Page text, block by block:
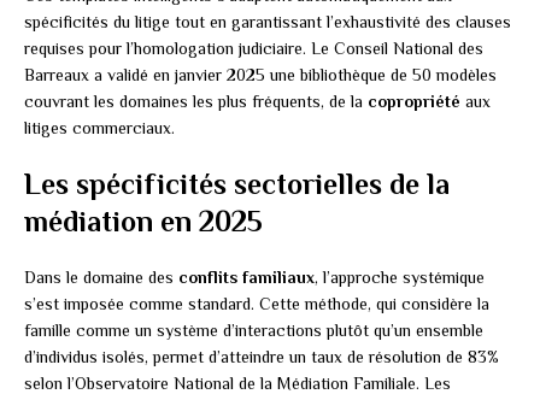
spécificités du litige tout en garantissant l’exhaustivité des clauses
requises pour l’homologation judiciaire. Le Conseil National des
Barreaux a validé en janvier 2025 une bibliothèque de 50 modèles
couvrant les domaines les plus fréquents, de la copropriété aux
litiges commerciaux.
Les spécificités sectorielles de la
médiation en 2025
Dans le domaine des conflits familiaux, l’approche systémique
s’est imposée comme standard. Cette méthode, qui considère la
famille comme un système d’interactions plutôt qu’un ensemble
d’individus isolés, permet d’atteindre un taux de résolution de 83%
selon l’Observatoire National de la Médiation Familiale. Les